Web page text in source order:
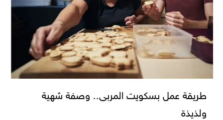
طريقة عمل بسكويت المربى.. وصفة شهية
ولذيذة